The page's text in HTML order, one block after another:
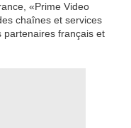
«Prime Video
chaînes et services
partenaires français et